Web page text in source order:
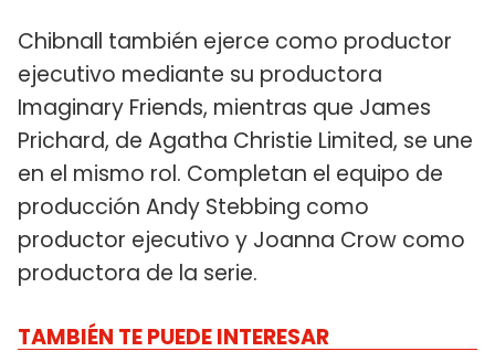
Chibnall también ejerce como productor
ejecutivo mediante su productora
Imaginary Friends, mientras que James
Prichard, de Agatha Christie Limited, se une
en el mismo rol. Completan el equipo de
producción Andy Stebbing como
productor ejecutivo y Joanna Crow como
productora de la serie.
TAMBIÉN TE PUEDE INTERESAR